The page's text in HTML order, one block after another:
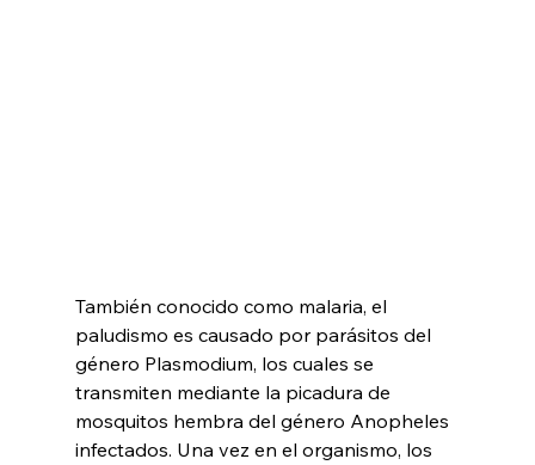
También conocido como malaria, el
paludismo es causado por parásitos del
género Plasmodium, los cuales se
transmiten mediante la picadura de
mosquitos hembra del género Anopheles
infectados. Una vez en el organismo, los